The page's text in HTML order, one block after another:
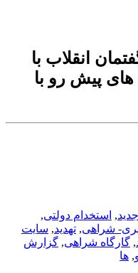
انقلاب با
پیش رو با
, استخدام دولتی,
شراهی, تهدید, سایت
, گارگاه شراهی, گزارش
, ها